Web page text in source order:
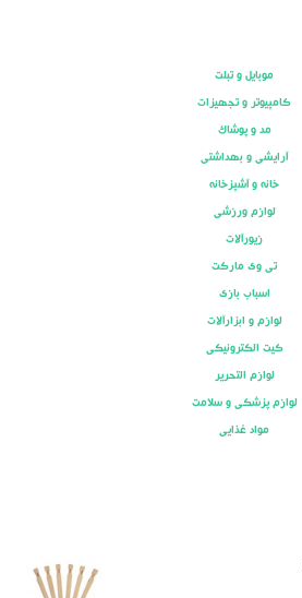
موبایل و تبلت
کامپیوتر و تجهیزات
مد و پوشاک
آرایشی و بهداشتی
خانه و آشپزخانه
لوازم ورزشی
زیورآلات
تی وی مارکت
اسباب بازی
لوازم و ابزارآلات
کیت الکترونیکی
لوازم التحریر
لوازم پزشکی و سلامت
مواد غذایی